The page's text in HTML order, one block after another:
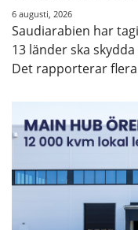
6 augusti, 2026
Saudiarabien har
13 länder ska
Det rapporterar